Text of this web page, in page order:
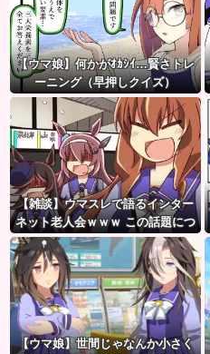
【ウマ娘】何かがｵｶｼｲ…賢さトレ
ーニング（早押しクイズ）
【雑談】ウマスレで語るインター
ネット老人会ｗｗｗ この話題につ
いていけないってマジ…！？
【ウマ娘】世間じゃなんか小さく